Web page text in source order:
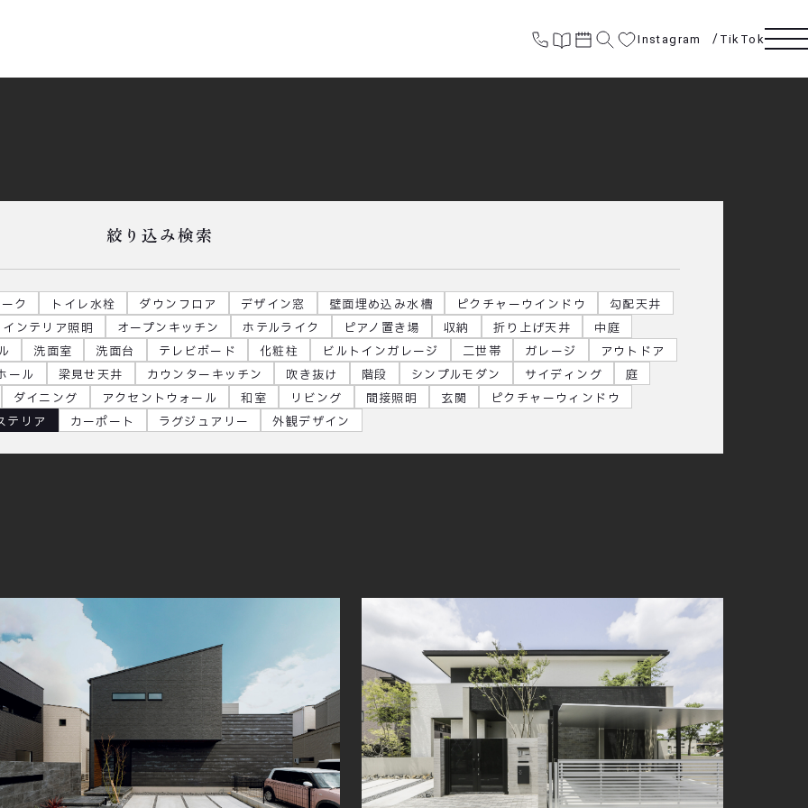
Instagram TikTok
絞り込み検索
ク トイレ水栓 ダウンフロア デザイン窓 壁面埋め込み水槽 ピクチャーウインドウ
勾配天井
インテリア照明
オープンキッチン ホテルライク ピアノ置き場 収納 折り上げ天井
中庭
洗面室 洗面台 テレビボード 化粧柱 ビルトインガレージ 二世帯 ガレージ
アウトドア
ール
梁見せ天井 カウンターキッチン 吹き抜け 階段 シンプルモダン サイディング
庭
ダイニング
アクセントウォール 和室 リビング 間接照明 玄関
ピクチャーウィンドウ
テリア
カーポート ラグジュアリー 外観デザイン